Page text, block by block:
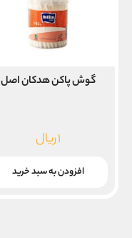
گوش پاکن هدکان اصل
۱ریال
افزودن به سبد خرید